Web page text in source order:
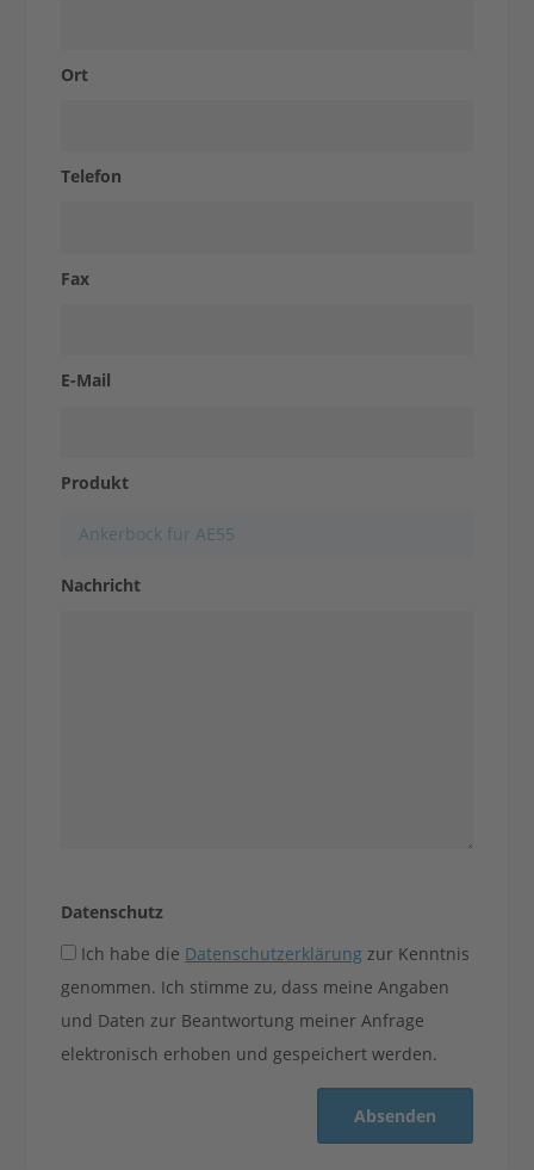
Kontakt aufnehmen
Shop
Ort
Telefon
Fax
E-Mail
Produkt
Nachricht
Datenschutz
Ich habe die Datenschutzerklärung zur Kenntnis
genommen. Ich stimme zu, dass meine Angaben
und Daten zur Beantwortung meiner Anfrage
elektronisch erhoben und gespeichert werden.
Absenden